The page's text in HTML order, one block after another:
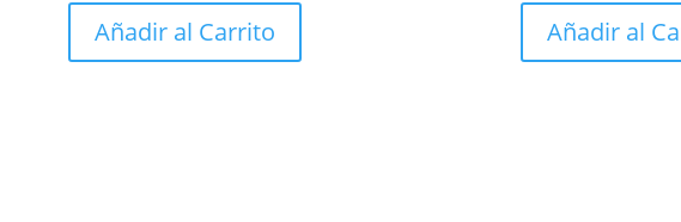
Añadir al Carrito Añadir al